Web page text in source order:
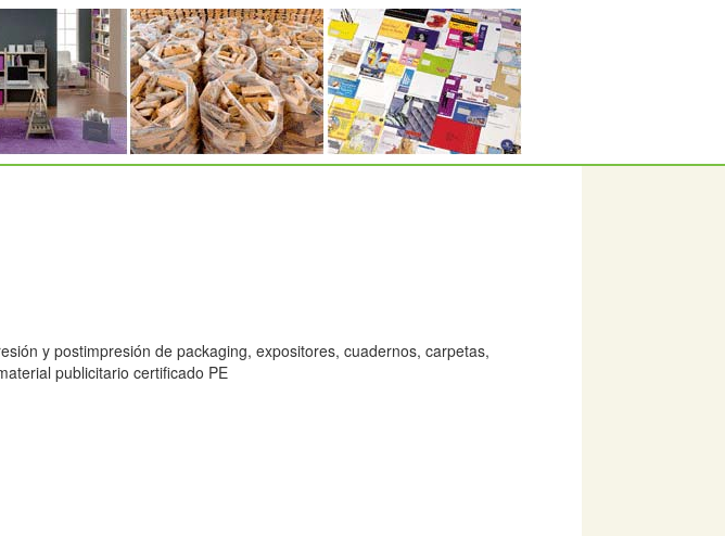
y postimpresión de packaging, expositores, cuadernos, carpetas,
publicitario certificado PE